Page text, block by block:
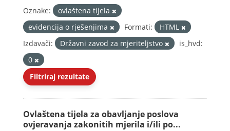
Oznake:
ovlaštena tijela
evidencija o rješenjima
Formati:
HTML
Izdavači:
Državni zavod za mjeriteljstvo
is_hvd:
0
Filtriraj rezultate
Ovlaštena tijela za obavljanje poslova
ovjeravanja zakonitih mjerila i/ili po...